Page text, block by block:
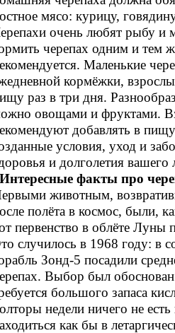
мясо: курицу,
очень любят рыбу и
черепах одним и тем
Маленькие
кормёжки,
раз в три дня.
овощами и фруктами.
добавлять в
условия, уход и
и долголетия
Интересные факты про
животным,
полёта в космос, были,
первенство в облёте Луны
случилось в 1968 году: в
Зонд-5 посадили
Выбор был
большого запаса
недели ничего не
как бы в